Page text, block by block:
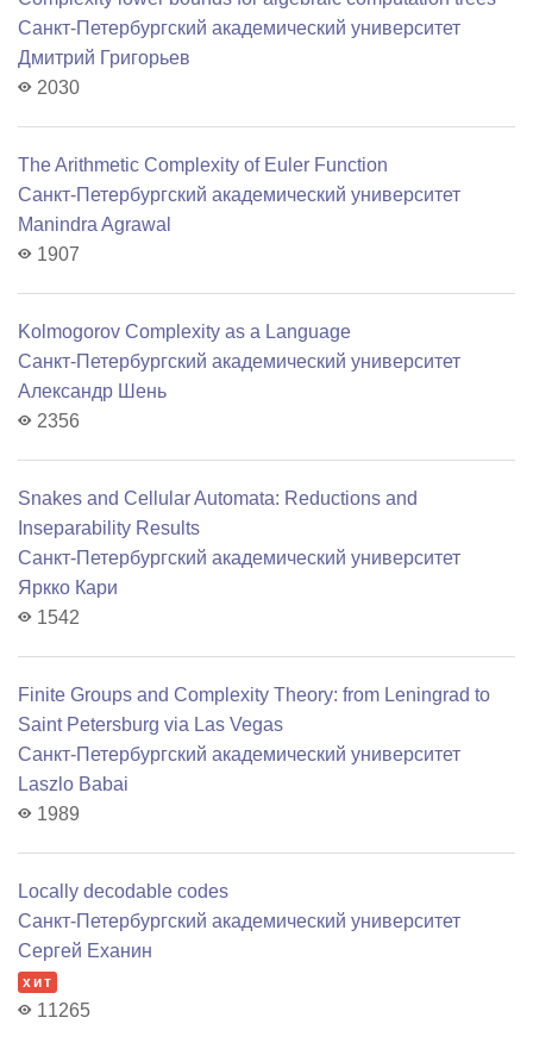
Санкт-Петербургский академический университет
Дмитрий Григорьев
2030
The Arithmetic Complexity of Euler Function
Санкт-Петербургский академический университет
Manindra Agrawal
1907
Kolmogorov Complexity as a Language
Санкт-Петербургский академический университет
Александр Шень
2356
Snakes and Cellular Automata: Reductions and
Inseparability Results
Санкт-Петербургский академический университет
Яркко Кари
1542
Finite Groups and Complexity Theory: from Leningrad to
Saint Petersburg via Las Vegas
Санкт-Петербургский академический университет
Laszlo Babai
1989
Locally decodable codes
Санкт-Петербургский академический университет
Сергей Еханин
хит
11265